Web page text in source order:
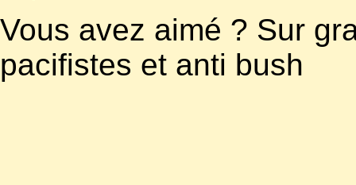
Vous avez aimé ? Sur
pacifistes et anti bush